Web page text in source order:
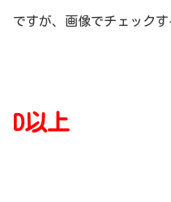
ですが、画像でチェックす
D以上